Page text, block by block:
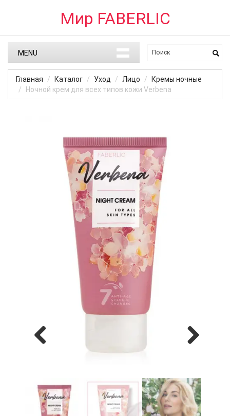
Мир FABERLIC
MENU
Главная Каталог Уход Лицо
Кремы ночные
Ночной крем для всех типов кожи Verbena